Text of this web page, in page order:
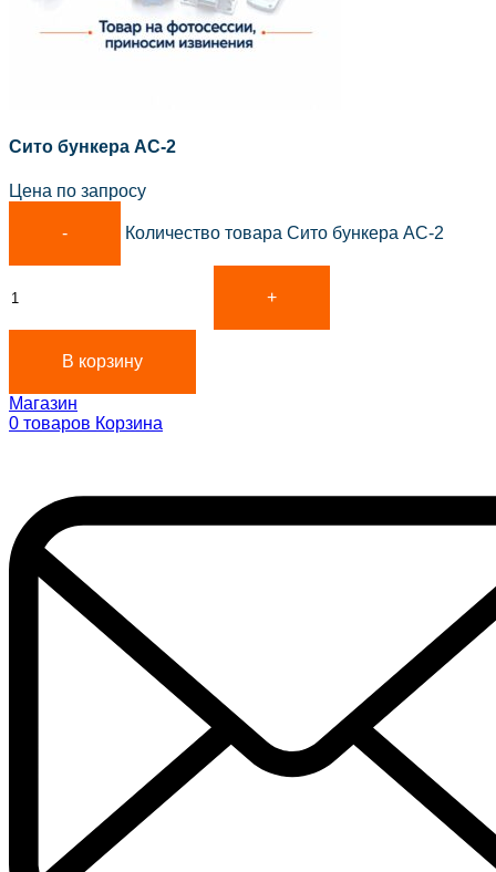
Сито бункера АС-2
Цена по запросу
Количество товара Сито бункера АС-2
В корзину
Магазин
0 товаров Корзина